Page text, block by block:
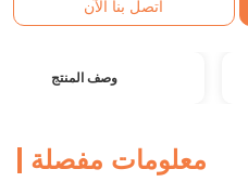
اتصل بنا الآن
وصف المنتج
معلومات مفصلة